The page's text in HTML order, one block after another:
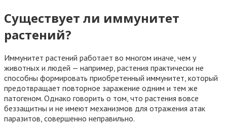
Существует ли иммунитет
растений?
Иммунитет растений работает во многом иначе, чем у
животных и людей — например, растения практически не
способны формировать приобретенный иммунитет, который
предотвращает повторное заражение одним и тем же
патогеном. Однако говорить о том, что растения вовсе
беззащитны и не имеют механизмов для отражения атак
паразитов, совершенно неправильно.